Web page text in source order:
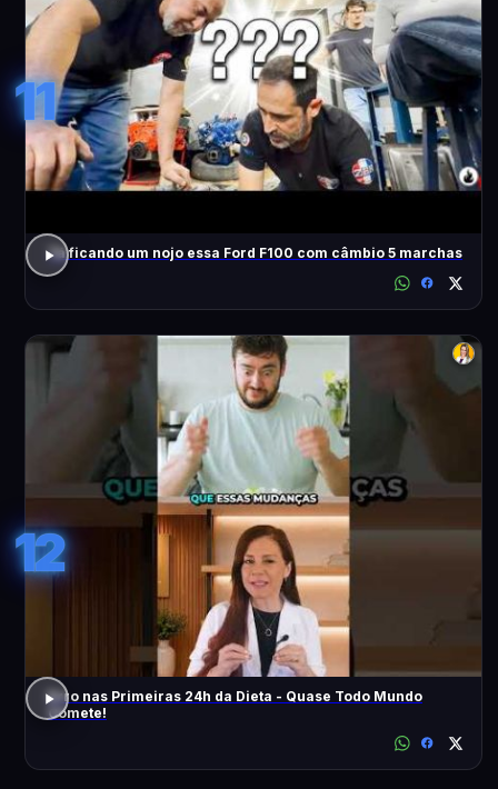
11
Tá ficando um nojo essa Ford F100 com câmbio 5 marchas
12
Erro nas Primeiras 24h da Dieta - Quase Todo Mundo
Comete!